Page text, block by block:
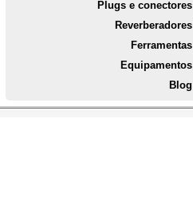
Plugs e conectores
Reverberadores
Ferramentas
Equipamentos
Blog